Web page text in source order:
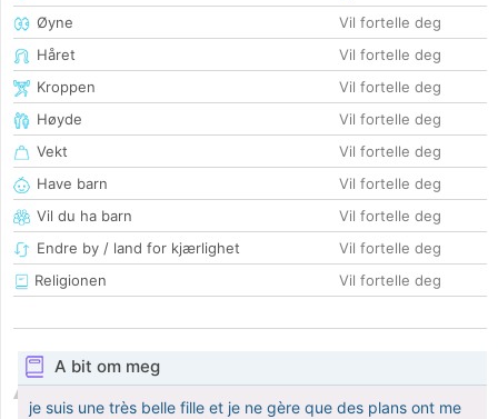
Øyne
Vil fortelle deg
Håret
Vil fortelle deg
Kroppen
Vil fortelle deg
Høyde
Vil fortelle deg
Vekt
Vil fortelle deg
Have barn
Vil fortelle deg
Vil du ha barn
Vil fortelle deg
Endre by / land for kjærlighet
Vil fortelle deg
Religionen
Vil fortelle deg
A bit om meg
je suis une très belle fille et je ne gère que des plans ont me